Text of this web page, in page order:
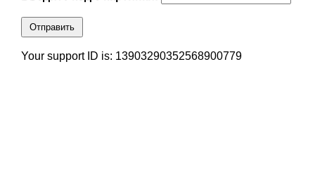
Отправить
Your support ID is: 13903290352568900779